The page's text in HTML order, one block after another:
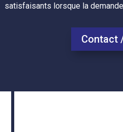
satisfaisants lorsque la
Contact